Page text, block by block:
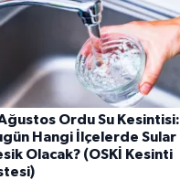
Ordu Su Kesintisi:
Hangi İlçelerde Sular
Olacak? (OSKİ Kesinti